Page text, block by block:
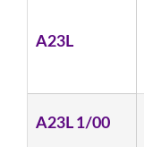
A23L
A23L 1/00